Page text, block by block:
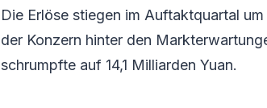
Die Erlöse stiegen im Auftaktquartal
der Konzern hinter den
schrumpfte auf 14,1 Milliarden Yuan.